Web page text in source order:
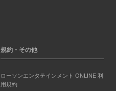
規約・その他
ローソンエンタテインメント ONLINE 利
用規約